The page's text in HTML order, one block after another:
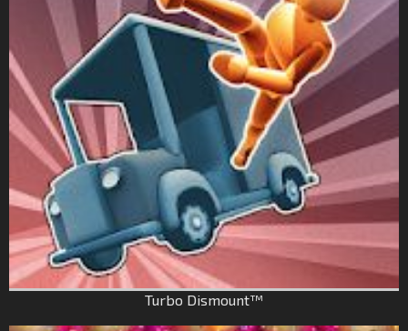
Turbo Dismount™